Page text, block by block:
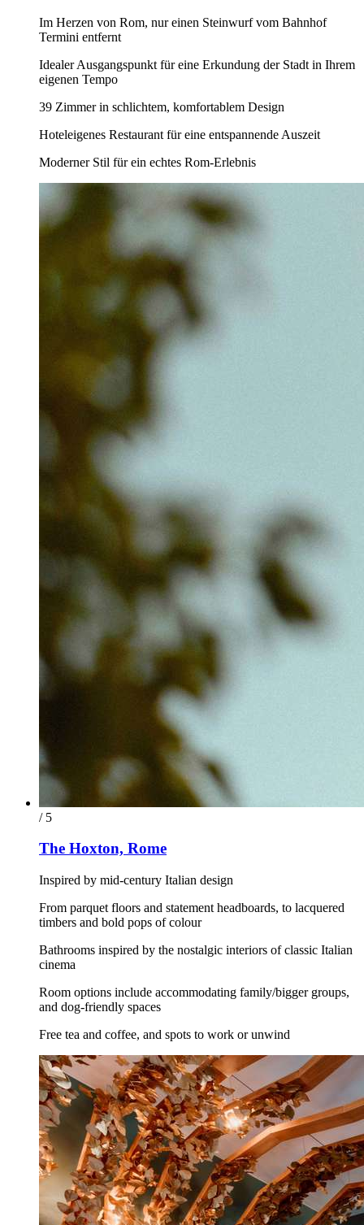
Im Herzen von Rom, nur einen Steinwurf vom Bahnhof
Termini entfernt
Idealer Ausgangspunkt für eine Erkundung der Stadt in Ihrem
eigenen Tempo
39 Zimmer in schlichtem, komfortablem Design
Hoteleigenes Restaurant für eine entspannende Auszeit
Moderner Stil für ein echtes Rom-Erlebnis
/ 5
The Hoxton, Rome
Inspired by mid-century Italian design
From parquet floors and statement headboards, to lacquered
timbers and bold pops of colour
Bathrooms inspired by the nostalgic interiors of classic Italian
cinema
Room options include accommodating family/bigger groups,
and dog-friendly spaces
Free tea and coffee, and spots to work or unwind